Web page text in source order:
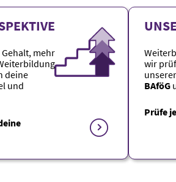
mehr
deine
und
wir
BAföG
Prüfe